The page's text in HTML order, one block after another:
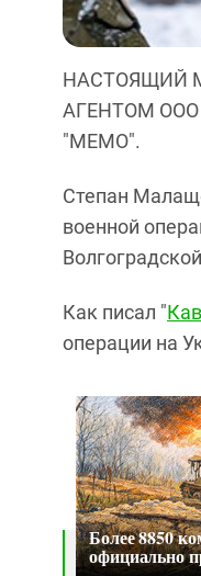
НАСТОЯЩИЙ
АГЕНТОМ
"МЕМО".
Степан
военной
Как писал "
операции на
Более 8850
официально